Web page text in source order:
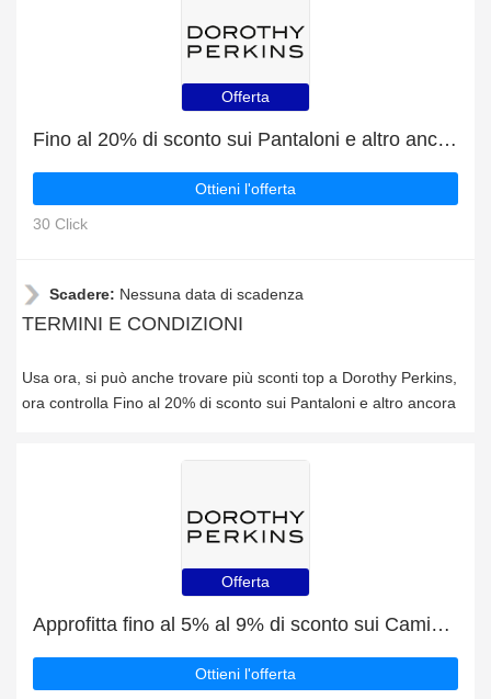
Offerta
Fino al 20% di sconto sui Pantaloni e altro ancora
Ottieni l'offerta
30 Click
Scadere: Nessuna data di scadenza
TERMINI E CONDIZIONI
Usa ora, si può anche trovare più sconti top a Dorothy Perkins,
ora controlla Fino al 20% di sconto sui Pantaloni e altro ancora
Offerta
Approfitta fino al 5% al 9% di sconto sui Camicette e Camicie ora
Ottieni l'offerta